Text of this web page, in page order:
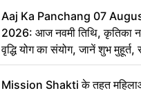
Aaj Ka Panchang 07
2026: आज नवमी तिथि, कृतिका
वृद्धि योग का संयोग, जानें शुभ मुहूर्त,
का सही समय
Mission Shakti के तहत